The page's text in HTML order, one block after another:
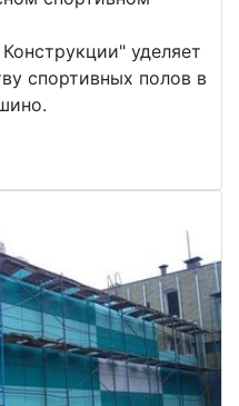
уделяет
спортивных полов в